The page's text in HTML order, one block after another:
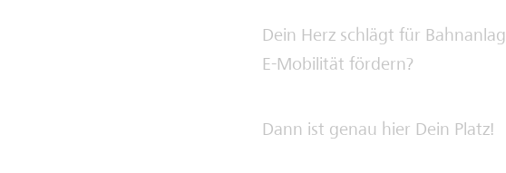
Dein Herz schlägt für
E-Mobilität fördern?
Dann ist genau hier Dein Platz!